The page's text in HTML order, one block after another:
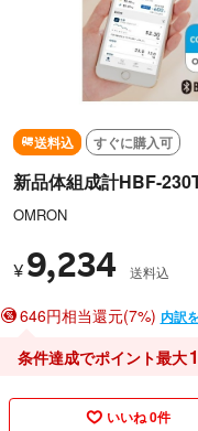
送料込 すぐに購入可
新品体組成計HBF-
OMRON
¥ 9,234 送料込
646円相当還元(7%) 内訳
条件達成でポイント最大
いいね 0件